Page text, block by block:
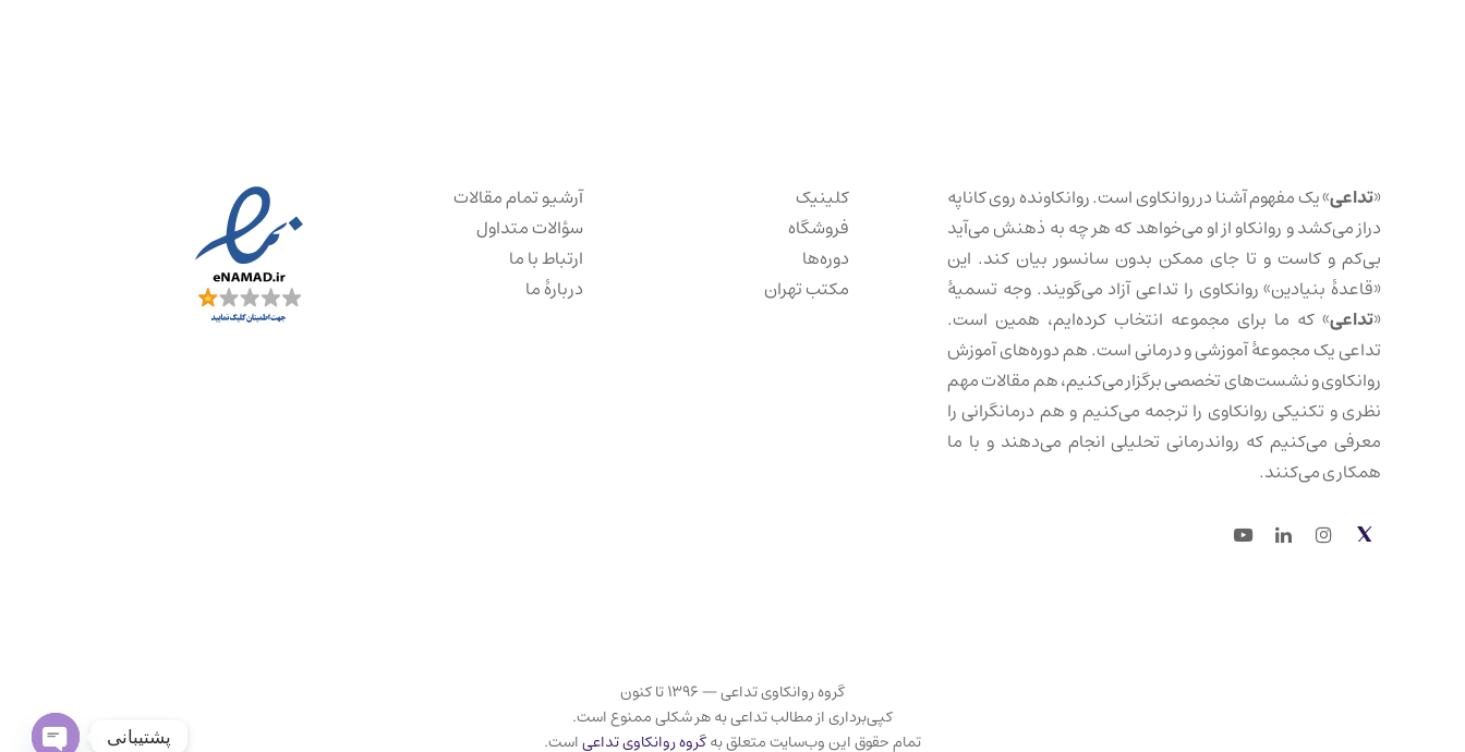
«تداعی» یک مفهوم آشنا در روانکاوی است. روانکاونده روی کاناپه
دراز می‌کشد و روانکاو از او می‌خواهد که هر چه به ذهنش می‌آید
بی‌کم و کاست و تا جای ممکن بدون سانسور بیان کند. این
«قاعدهٔ بنیادین» روانکاوی را تداعی آزاد می‌گویند. وجه تسمیهٔ
«تداعی» که ما برای مجموعه انتخاب کرده‌ایم، همین است.
تداعی یک مجموعهٔ آموزشی و درمانی است. هم دوره‌های آموزش
روانکاوی و نشست‌های تخصصی برگزار می‌کنیم، هم مقالات مهم
نظری و تکنیکی روانکاوی را ترجمه می‌کنیم و هم درمانگرانی را
معرفی می‌کنیم که رواندرمانی تحلیلی انجام می‌دهند و با ما
همکاری می‌کنند.
Twitter
Instagram
LinkedIn
Youtube
کلینیک
فروشگاه
دوره‌ها
مکتب تهران
آرشیو تمام مقالات
سؤالات متداول
ارتباط با ما
دربارهٔ ما
گروه روانکاوی تداعی — ۱۳۹۶ تا کنون
کپی‌برداری از مطالب تداعی به هر شکلی ممنوع است.
تمام حقوق این وب‌سایت متعلق بهگروه روانکاوی تداعیاست. پشتیبانی